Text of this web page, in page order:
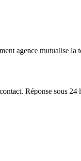
agence mutualise
Réponse sous 24